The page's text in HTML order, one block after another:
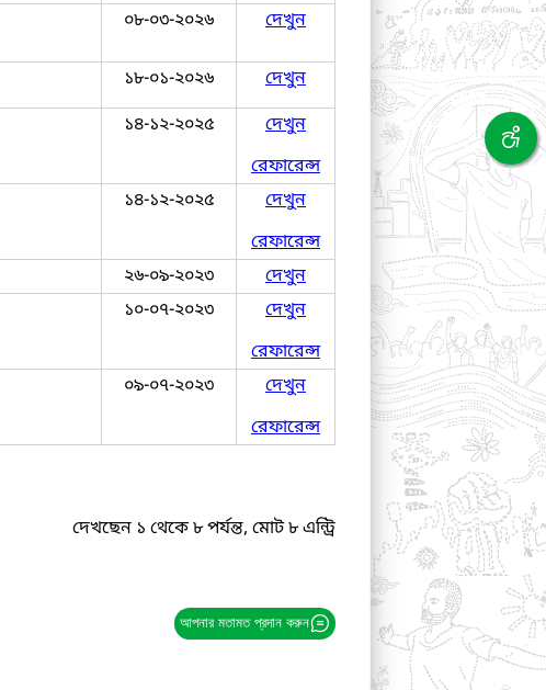
০৮-০৩-২০২৬ দেখুন
১৮-০১-২০২৬
দেখুন
১৪-১২-২০২৫
দেখুন
রেফারেন্স
১৪-১২-২০২৫
দেখুন
রেফারেন্স
২৬-০৯-২০২৩
দেখুন
১০-০৭-২০২৩
দেখুন
রেফারেন্স
০৯-০৭-২০২৩
দেখুন
রেফারেন্স
দেখছেন ১ থেকে ৮ পর্যন্ত, মোট ৮ এন্ট্রি
আপনার মতামত প্রদান করুন